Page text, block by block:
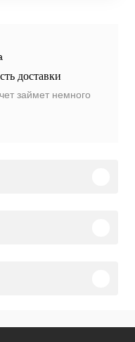
доставки
займет немного